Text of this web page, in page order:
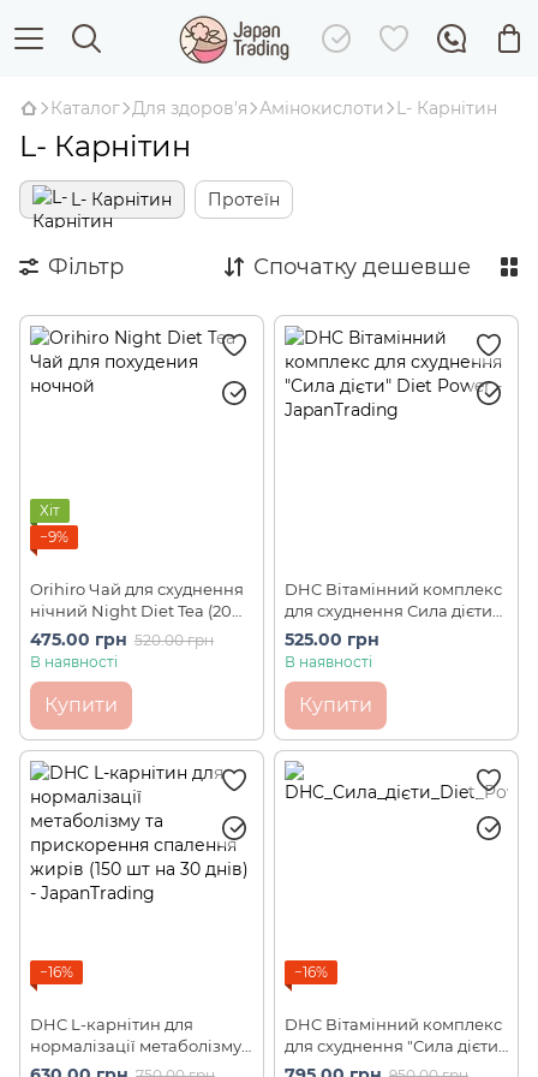
Каталог Для здоров'я Амінокислоти L- Карнітин
L- Карнітин
L- Карнітин Протеїн
Фільтр Спочатку дешевше
Хіт
−9%
Orihiro Чай для схуднення
нічний Night Diet Tea (20
шт)
475.00 грн 520.00 грн
В наявності
Купити
DHC Вітамінний комплекс
для схуднення Сила дієти
Diet Power 60 шт на 20 днів
525.00 грн
В наявності
Купити
−16%
DHC L-карнітин для
нормалізації метаболізму
та прискорення спалення
−16%
DHC Вітамінний комплекс
для схуднення "Сила дієти"
Diet Power 90 шт на 30 днів